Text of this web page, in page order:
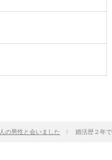
の男性と会いました 婚活歴２年